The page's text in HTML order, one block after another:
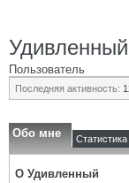
Удивленный
Пользователь
Последняя активность:
Обо мне Статистика
О Удивленный